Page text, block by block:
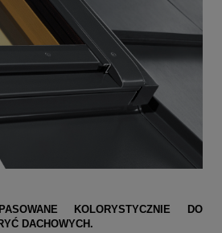
KOLORYSTYCZNIE DO
DACHOWYCH.